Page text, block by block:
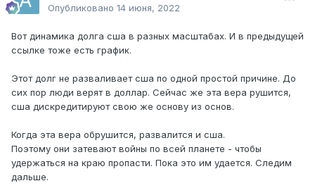
Опубликовано 14 июня, 2022
Вот динамика долга сша в разных масштабах. И в предыдущей
ссылке тоже есть график.
Этот долг не разваливает сша по одной простой причине. До
сих пор люди верят в доллар. Сейчас же эта вера рушится,
сша дискредитируют свою же основу из основ.
Когда эта вера обрушится, развалится и сша.
Поэтому они затевают войны по всей планете - чтобы
удержаться на краю пропасти. Пока это им удается. Следим
дальше.